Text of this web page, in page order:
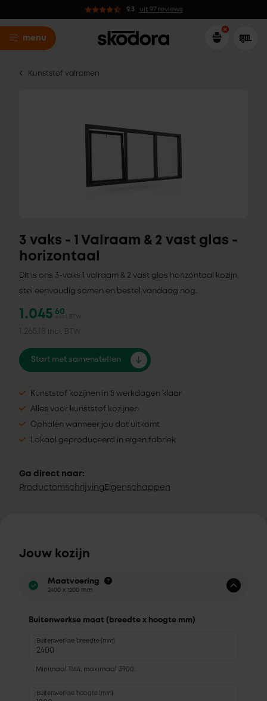
9.3 uit 97 reviews
menu
Kunststof valramen
3 vaks - 1 Valraam & 2 vast glas -
horizontaal
Dit is ons 3-vaks 1 valraam & 2 vast glas horizontaal kozijn,
stel eenvoudig samen en bestel vandaag nog.
1.045 60
excl. BTW
1.265,18 incl. BTW
Start met samenstellen
Kunststof kozijnen in 5 werkdagen klaar
Alles voor kunststof kozijnen
Ophalen wanneer jou dat uitkomt
Lokaal geproduceerd in eigen fabriek
Ga direct naar:
Productomschrijving Eigenschappen
Jouw kozijn
Maatvoering
2400 x 1200 mm
Buitenwerkse maat (breedte x hoogte mm)
Buitenwerkse breedte (mm)
Minimaal 1144, maximaal 3900.
Buitenwerkse hoogte (mm)